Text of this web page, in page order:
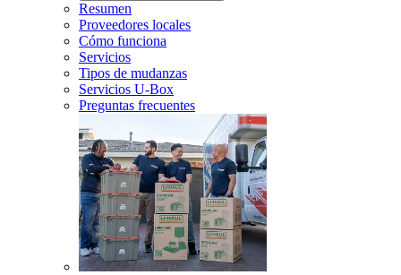
Resumen
Proveedores locales
Cómo funciona
Servicios
Tipos de mudanzas
Servicios U-Box
Preguntas frecuentes